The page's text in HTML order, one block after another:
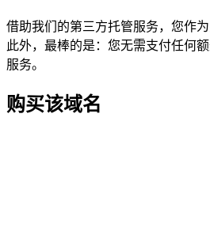
借助我们的第三方托管服务，您作
此外，最棒的是：您无需支付任何
服务。
购买该域名